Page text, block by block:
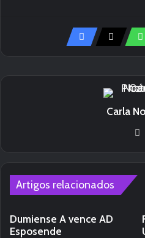
Carla
Artigos relacionados
Dumiense A vence AD
Esposende